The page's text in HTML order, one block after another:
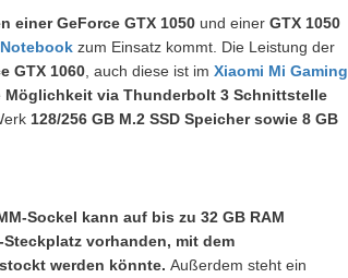
einer GeForce GTX 1050 und einer GTX 1050
zum Einsatz kommt. Die Leistung der
GTX 1060 , auch diese ist im Xiaomi Mi Gaming
Möglichkeit via Thunderbolt 3 Schnittstelle
128/256 GB M.2 SSD Speicher sowie 8 GB
Sockel kann auf bis zu 32 GB RAM
Steckplatz vorhanden, mit dem
werden könnte. Außerdem steht ein